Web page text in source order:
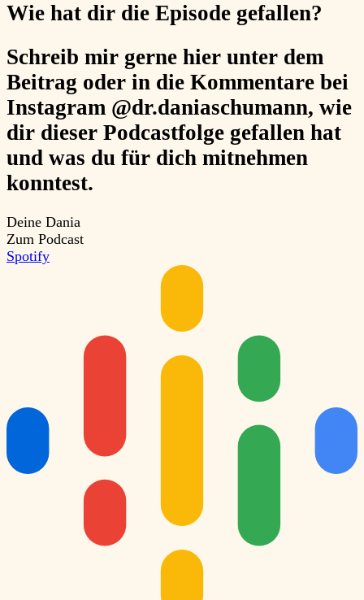
Wie hat dir die Episode gefallen?
Schreib mir gerne hier unter dem
Beitrag oder in die Kommentare bei
Instagram @dr.daniaschumann, wie
dir dieser Podcastfolge gefallen hat
und was du für dich mitnehmen
konntest.
Deine Dania
Zum Podcast
Spotify